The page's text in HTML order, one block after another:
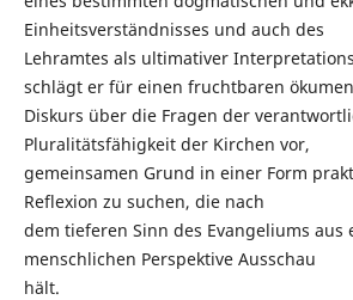
Einheitsverständnisses und auch des
Lehramtes als ultimativer
schlägt er für einen fruchtbaren
Diskurs über die Fragen der
Pluralitätsfähigkeit der Kirchen vor,
gemeinsamen Grund in einer Form
Reflexion zu suchen, die nach
dem tieferen Sinn des Evangeliums
menschlichen Perspektive Ausschau
hält.